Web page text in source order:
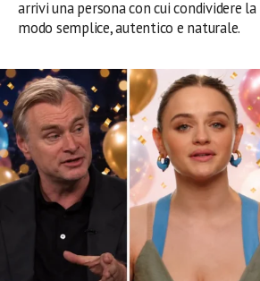
arrivi una persona con cui condividere
modo semplice, autentico e naturale.